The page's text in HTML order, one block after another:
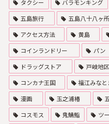
タクシー
バラモンキング
五島旅行
五島八十八ヶ所
アクセス方法
黄島
コインランドリー
パン
ドラッグストア
戸岐地区
コンカナ王国
福江みなと
漫画
玉之浦椿
コスモス
鬼鯖鮨 ツ